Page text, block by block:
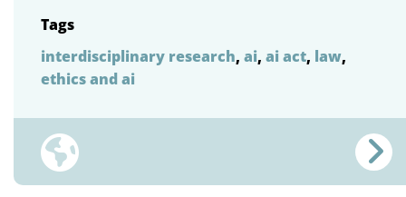
Tags
interdisciplinary research, ai, ai act, law,
ethics and ai